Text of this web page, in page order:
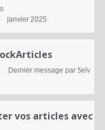
janvier 2025
Dernier message par Selv
vos articles avec